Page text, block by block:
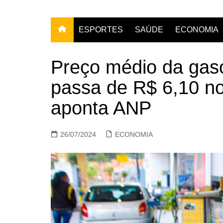
ESPORTES SAÚDE ECONOMIA
Preço médio da
passa de R$ 6,10
aponta ANP
26/07/2024 ECONOMIA